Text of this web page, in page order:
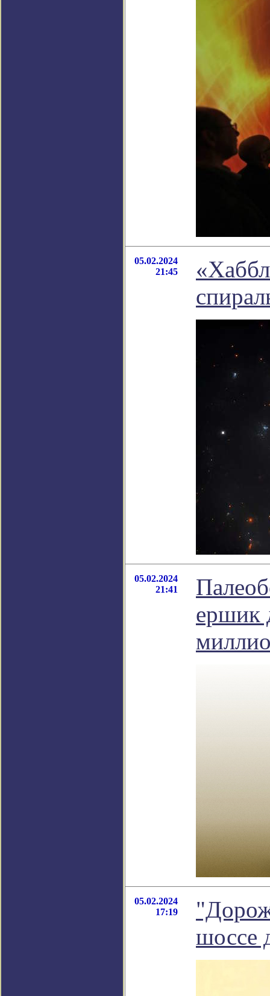
05.02.2024
21:45
05.02.2024
21:41
ершик
05.02.2024
17:19
шоссе